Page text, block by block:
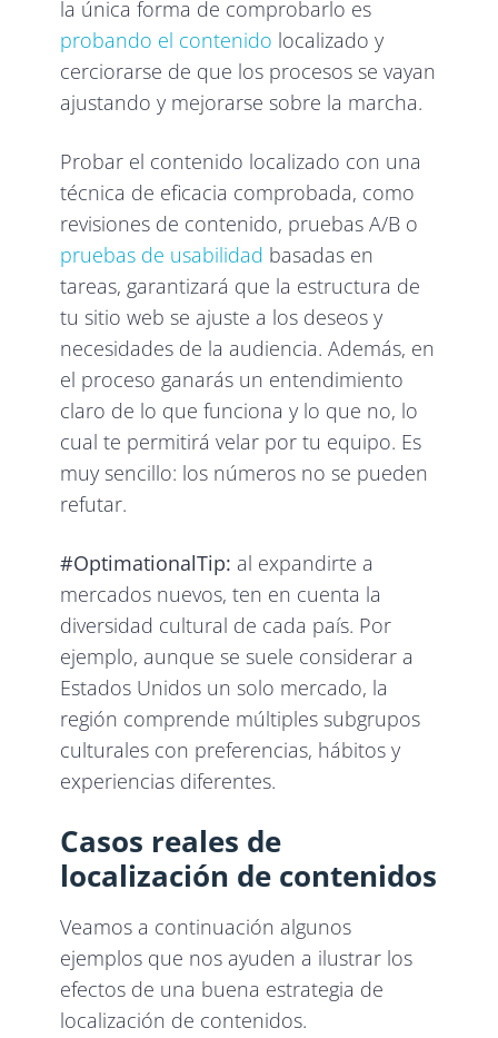
la única forma de comprobarlo es
probando el contenido localizado y
cerciorarse de que los procesos se vayan
ajustando y mejorarse sobre la marcha.
Probar el contenido localizado con una
técnica de eficacia comprobada, como
revisiones de contenido, pruebas A/B o
pruebas de usabilidad basadas en
tareas, garantizará que la estructura de
tu sitio web se ajuste a los deseos y
necesidades de la audiencia. Además, en
el proceso ganarás un entendimiento
claro de lo que funciona y lo que no, lo
cual te permitirá velar por tu equipo. Es
muy sencillo: los números no se pueden
refutar.
#OptimationalTip: al expandirte a
mercados nuevos, ten en cuenta la
diversidad cultural de cada país. Por
ejemplo, aunque se suele considerar a
Estados Unidos un solo mercado, la
región comprende múltiples subgrupos
culturales con preferencias, hábitos y
experiencias diferentes.
Casos reales de
localización de contenidos
Veamos a continuación algunos
ejemplos que nos ayuden a ilustrar los
efectos de una buena estrategia de
localización de contenidos.